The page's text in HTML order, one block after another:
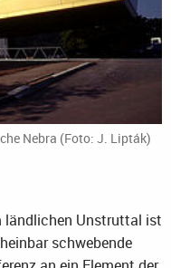
Nebra (Foto: J. Lipták)
ländlichen Unstruttal ist
schwebende